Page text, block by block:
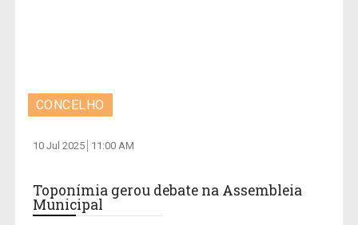
CONCELHO
10 Jul 2025 11:00 AM
Toponímia gerou debate na Assembleia
Municipal